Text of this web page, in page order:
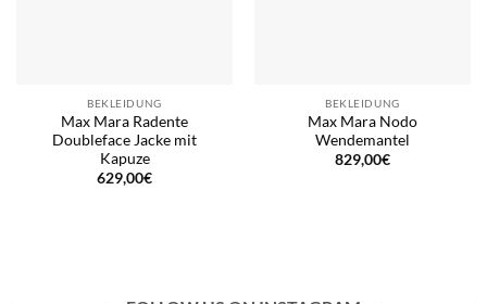
BEKLEIDUNG
Max Mara Radente
Doubleface Jacke mit
Kapuze
629,00€
BEKLEIDUNG
Max Mara Nodo
Wendemantel
829,00€